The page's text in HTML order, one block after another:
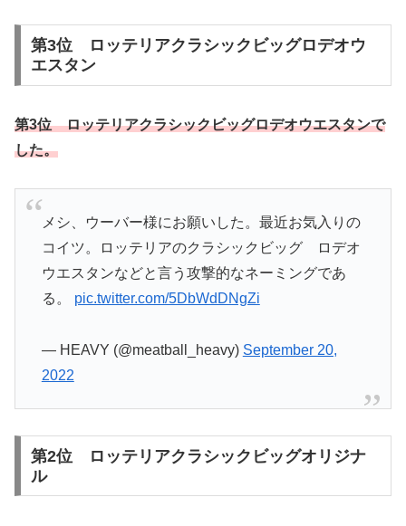
第3位 ロッテリアクラシックビッグロデオウ
エスタン
第3位 ロッテリアクラシックビッグロデオウエスタンで
した。
メシ、ウーバー様にお願いした。最近お気入りの
コイツ。ロッテリアのクラシックビッグ ロデオ
ウエスタンなどと言う攻撃的なネーミングであ
る。 pic.twitter.com/5DbWdDNgZi
— HEAVY (@meatball_heavy) September 20,
2022
第2位 ロッテリアクラシックビッグオリジナ
ル